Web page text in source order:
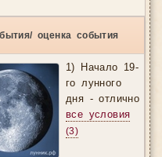
оценка события
1) Начало 19-
го лунного
дня - отлично
все условия
(3)